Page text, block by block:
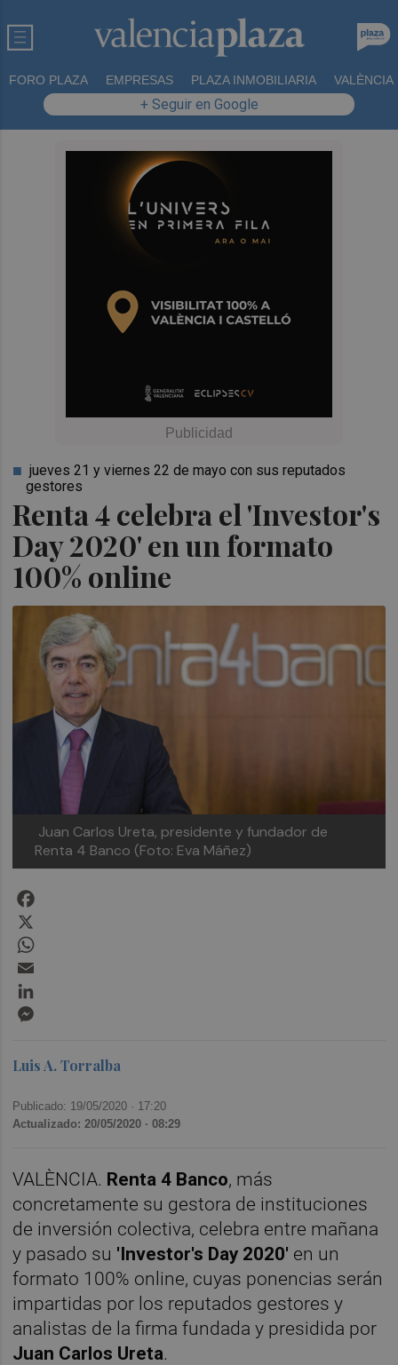
FORO PLAZA EMPRESAS PLAZA INMOBILIARIA VALÈNCIA
+ Seguir en Google
Renta 4 celebra el 'Investor's
Day 2020' en un formato
100% online
jueves 21 y viernes 22 de mayo con sus reputados
gestores
Juan Carlos Ureta, presidente y fundador de
Renta 4 Banco (Foto: Eva Máñez)
Luis A. Torralba
Publicado: 19/05/2020 · 17:20
Actualizado: 20/05/2020 · 08:29
VALÈNCIA. Renta 4 Banco, más
concretamente su gestora de instituciones
de inversión colectiva, celebra entre mañana
y pasado su 'Investor's Day 2020' en un
formato 100% online, cuyas ponencias serán
impartidas por los reputados gestores y
analistas de la firma fundada y presidida por
Juan Carlos Ureta.